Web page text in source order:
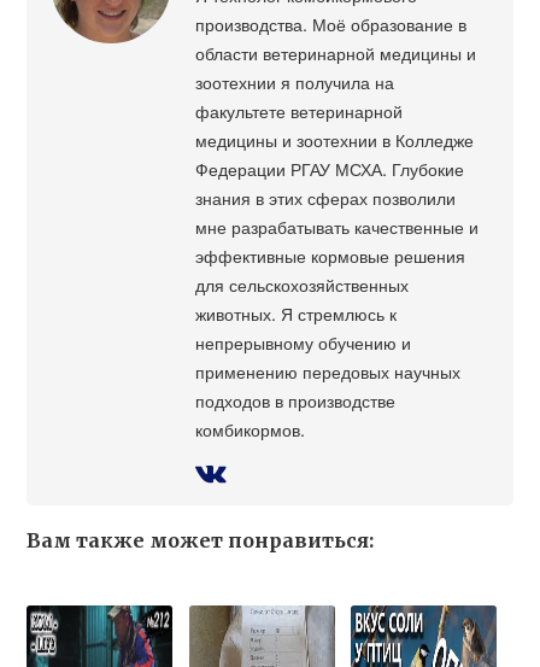
производства. Моё образование в
области ветеринарной медицины и
зоотехнии я получила на
факультете ветеринарной
медицины и зоотехнии в Колледже
Федерации РГАУ МСХА. Глубокие
знания в этих сферах позволили
мне разрабатывать качественные и
эффективные кормовые решения
для сельскохозяйственных
животных. Я стремлюсь к
непрерывному обучению и
применению передовых научных
подходов в производстве
комбикормов.
Вам также может понравиться: